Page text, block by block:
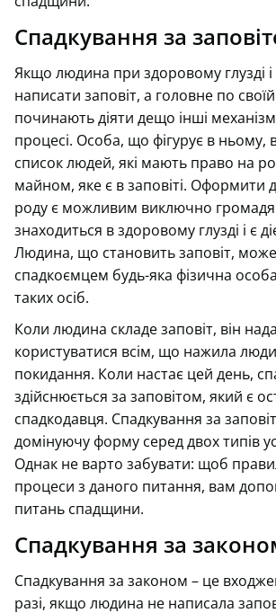
Спадкування за
Якщо людина при здоровому глузді і
написати заповіт, а головне по своїй
починають діяти дещо інші
процесі. Особа, що фігурує в ньому,
список людей, які мають право на
майном, яке є в заповіті. Оформити
роду є можливим виключно
знаходиться в здоровому глузді і є
Людина, що становить заповіт,
спадкоємцем будь-яка фізична
таких осіб.
Коли людина складе заповіт, він
користуватися всім, що нажила
покидання. Коли настає цей день,
здійснюється за заповітом, який є
спадкодавця. Спадкування за
домінуючу форму серед двох типів
Однак не варто забувати: щоб
процеси з даного питання, вам
питань спадщини.
Спадкування за
Спадкування за законом – це
разі, якщо людина не написала